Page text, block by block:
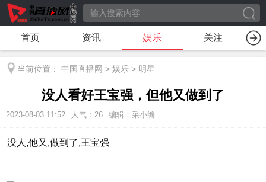
首页 资讯 娱乐 关注
当前位置： 中国直播网 > 娱乐 > 明星
没人看好王宝强，但他又做到了
2023-08-03 11:52 人气： 26 编辑：采小编
没人,他又,做到了,王宝强